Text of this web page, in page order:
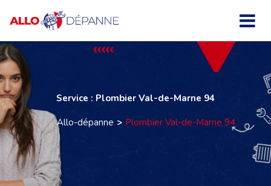
Service : Plombier Val-de-Marne 94
Allo-dépanne
Plombier Val-de-Marne 94